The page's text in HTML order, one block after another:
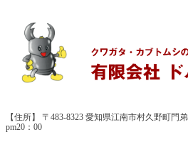
【住所】 〒483-8323 愛知県江南市村久野町門
pm20：00